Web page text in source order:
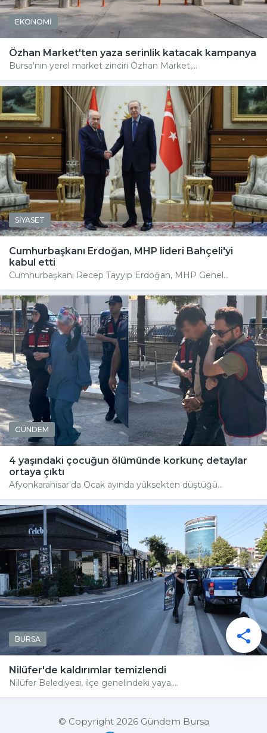
EKONOMİ
Özhan Market'ten yaza serinlik katacak kampanya
Bursa'nın yerel market zinciri Özhan Market,...
SİYASET
Cumhurbaşkanı Erdoğan, MHP lideri Bahçeli'yi
kabul etti
Cumhurbaşkanı Recep Tayyip Erdoğan, MHP Genel...
GÜNDEM
4 yaşındaki çocuğun ölümünde korkunç detaylar
ortaya çıktı
Afyonkarahisar'da Ocak ayında yüksekten düştüğü...
BURSA
Nilüfer'de kaldırımlar temizlendi
Nilüfer Belediyesi, ilçe genelindeki yaya,...
© Copyright 2026 Gündem Bursa